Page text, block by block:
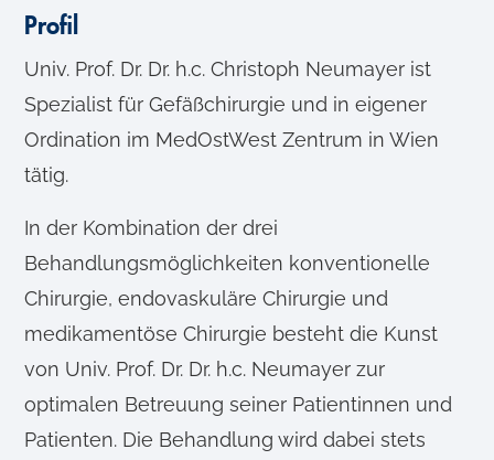
Profil
Univ. Prof. Dr. Dr. h.c. Christoph Neumayer ist
Spezialist für Gefäßchirurgie und in eigener
Ordination im MedOstWest Zentrum in Wien
tätig.
In der Kombination der drei
Behandlungsmöglichkeiten konventionelle
Chirurgie, endovaskuläre Chirurgie und
medikamentöse Chirurgie besteht die Kunst
von Univ. Prof. Dr. Dr. h.c. Neumayer zur
optimalen Betreuung seiner Patientinnen und
Patienten. Die Behandlung wird dabei stets